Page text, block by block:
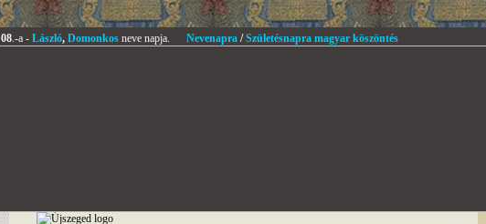
08.-a - László, Domonkosneve napja. Nevenapra/Születésnapra magyar köszöntés